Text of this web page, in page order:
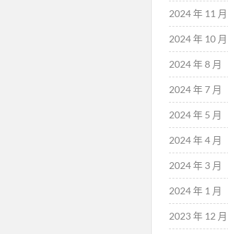
2024 年 11 月
2024 年 10 月
2024 年 8 月
2024 年 7 月
2024 年 5 月
2024 年 4 月
2024 年 3 月
2024 年 1 月
2023 年 12 月